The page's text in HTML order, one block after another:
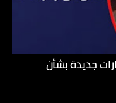
جديدة بشأن